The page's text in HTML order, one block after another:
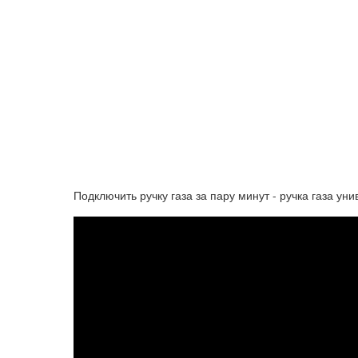
Подключить ручку газа за пару минут - ручка газа